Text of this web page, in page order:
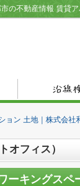
ョン 土地｜株式会社
オフィス）
ーキングスペ